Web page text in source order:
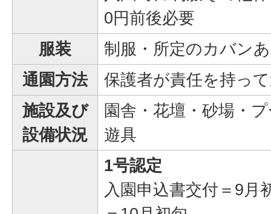
0円前後必要
服装
制服・所定のカバン
通園方法
保護者が責任を持っ
施設及び
設備状況
園舎・花壇・砂場・
遊具
1号認定
入園申込書交付＝9月